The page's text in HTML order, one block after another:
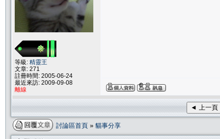
等級: 精靈王
文章: 271
註冊時間: 2005-06-24
最近來訪: 2009-09-08
離線
◄ 上一頁
討論區首頁 » 貓事分享